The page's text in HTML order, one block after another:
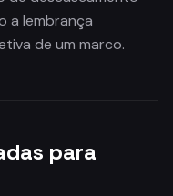
a lembrança
de um marco.
para